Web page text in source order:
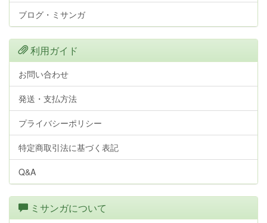
ブログ・ミサンガ
利用ガイド
お問い合わせ
発送・支払方法
プライバシーポリシー
特定商取引法に基づく表記
Q&A
ミサンガについて